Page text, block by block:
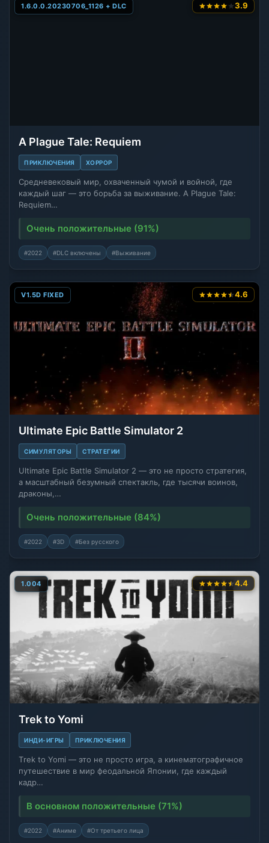
1.6.0.0.20230706_1126 + DLC 3.9
A Plague Tale: Requiem
ПРИКЛЮЧЕНИЯ ХОРРОР
Средневековый мир, охваченный чумой и войной, где
каждый шаг — это борьба за выживание. A Plague Tale:
Requiem…
Очень положительные (91%)
#2022 #DLC включены #Выживание
V1.5D FIXED 4.6
Ultimate Epic Battle Simulator 2
СИМУЛЯТОРЫ СТРАТЕГИИ
Ultimate Epic Battle Simulator 2 — это не просто стратегия,
а масштабный безумный спектакль, где тысячи воинов,
драконы,…
Очень положительные (84%)
#2022 #3D #Без русского
1.004 4.4
Trek to Yomi
ИНДИ-ИГРЫ ПРИКЛЮЧЕНИЯ
Тrek to Yomi — это не просто игра, а кинематографичное
путешествие в мир феодальной Японии, где каждый
кадр…
В основном положительные (71%)
#2022 #Аниме #От третьего лица